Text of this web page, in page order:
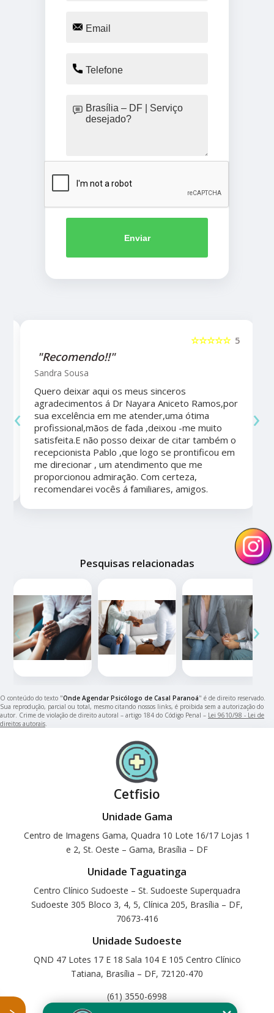
Enviar
5
☆☆☆☆☆
"Recomendo!!"
Sandra Sousa
Quero deixar aqui os meus sinceros
agradecimentos á Dr Nayara Aniceto Ramos,por
sua excelência em me atender,uma ótima
profissional,mãos de fada ,deixou -me muito
satisfeita.E não posso deixar de citar também o
recepcionista Pablo ,que logo se prontificou em
me direcionar , um atendimento que me
proporcionou admiração. Com certeza,
recomendarei vocês á familiares, amigos.
‹ ›
Pesquisas relacionadas
‹ ›
O conteúdo do texto "Onde Agendar Psicólogo de Casal Paranoá" é de direito reservado.
Sua reprodução, parcial ou total, mesmo citando nossos links, é proibida sem a autorização do
autor. Crime de violação de direito autoral – artigo 184 do Código Penal – Lei 9610/98 - Lei de
direitos autorais.
Cetfisio
Unidade Gama
Centro de Imagens Gama, Quadra 10 Lote 16/17 Lojas 1
e 2, St. Oeste – Gama, Brasília – DF
Unidade Taguatinga
Centro Clínico Sudoeste – St. Sudoeste Superquadra
Sudoeste 305 Bloco 3, 4, 5, Clínica 205, Brasília – DF,
70673-416
Unidade Sudoeste
QND 47 Lotes 17 E 18 Sala 104 E 105 Centro Clínico
Tatiana, Brasília – DF, 72120-470
(61) 3550-6998